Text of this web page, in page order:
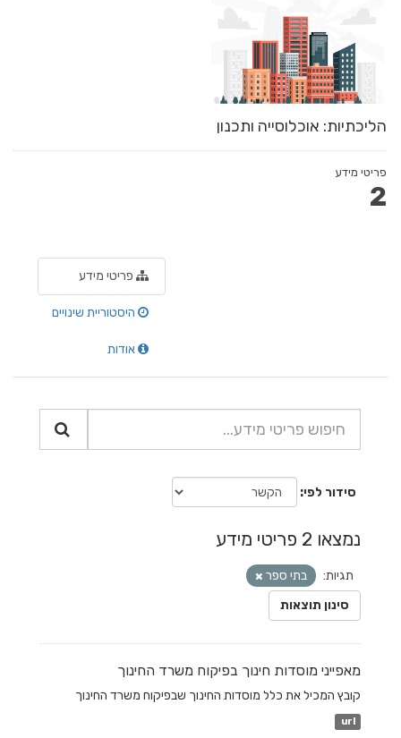
הליכתיות: אוכלוסייה ותכנון
פריטי מידע
2
פריטי מידע
היסטוריית שינויים
אודות
סידור לפי
נמצאו 2 פריטי מידע
תגיות:
בתי ספר
סינון תוצאות
מאפייני מוסדות חינוך בפיקוח משרד החינוך
קובץ המכיל את כלל מוסדות החינוך שבפיקוח משרד החינוך
url